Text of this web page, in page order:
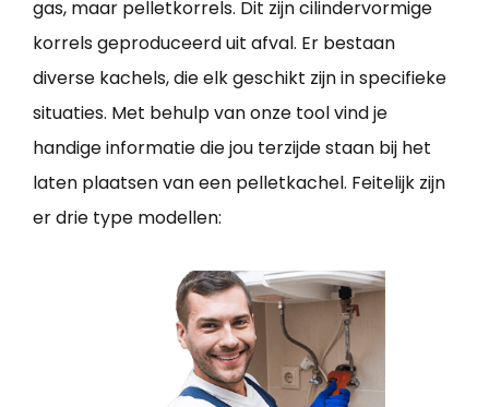
gas, maar pelletkorrels. Dit zijn cilindervormige
korrels geproduceerd uit afval. Er bestaan
diverse kachels, die elk geschikt zijn in specifieke
situaties. Met behulp van onze tool vind je
handige informatie die jou terzijde staan bij het
laten plaatsen van een pelletkachel. Feitelijk zijn
er drie type modellen: